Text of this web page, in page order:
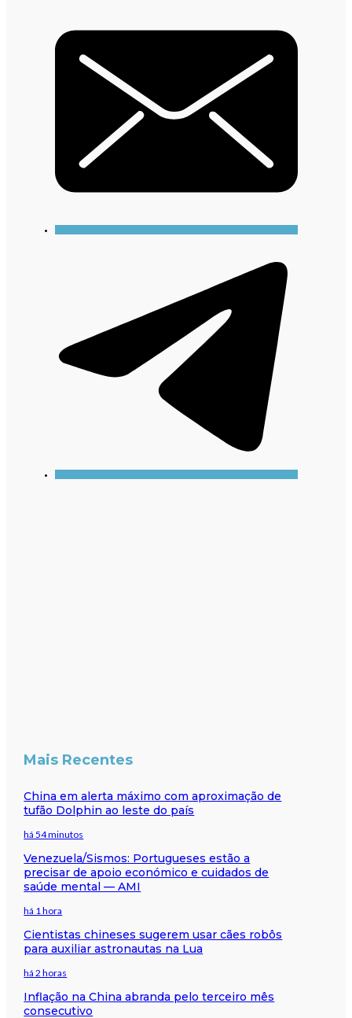
Mais Recentes
China em alerta máximo com aproximação de
tufão Dolphin ao leste do país
há 54 minutos
Venezuela/Sismos: Portugueses estão a
precisar de apoio económico e cuidados de
saúde mental — AMI
há 1 hora
Cientistas chineses sugerem usar cães robôs
para auxiliar astronautas na Lua
há 2 horas
Inflação na China abranda pelo terceiro mês
consecutivo